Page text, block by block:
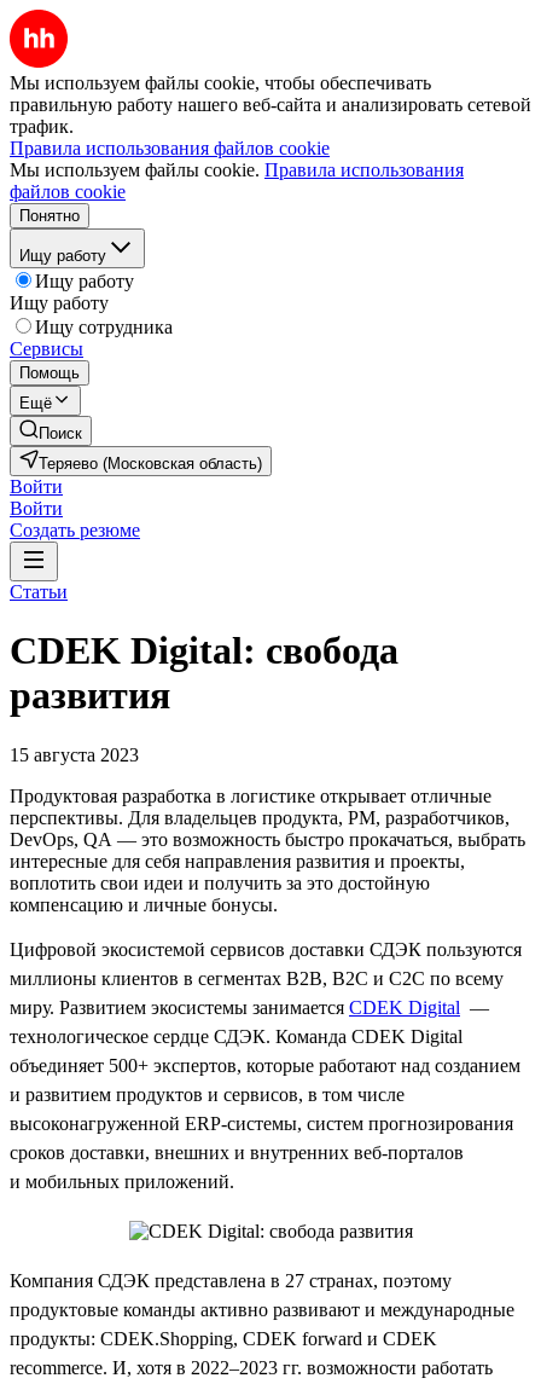
Мы используем файлы cookie, чтобы обеспечивать
правильную работу нашего веб-сайта и анализировать сетевой
трафик.
Правила использования файлов cookie
Мы используем файлы cookie. Правила использования
файлов cookie
Понятно
Ищу работу
Ищу работу
Ищу работу
Ищу сотрудника
Сервисы
Помощь
Ещё
Поиск
Теряево (Московская область)
Войти
Войти
Создать резюме
Статьи
CDEK Digital: свобода
развития
15 августа 2023
Продуктовая разработка в логистике открывает отличные
перспективы. Для владельцев продукта, PM, разработчиков,
DevOps, QA — это возможность быстро прокачаться, выбрать
интересные для себя направления развития и проекты,
воплотить свои идеи и получить за это достойную
компенсацию и личные бонусы.
Цифровой экосистемой сервисов доставки СДЭК пользуются
миллионы клиентов в сегментах B2B, B2C и C2C по всему
миру. Развитием экосистемы занимается CDEK Digital —
технологическое сердце СДЭК. Команда CDEK Digital
объединяет 500+ экспертов, которые работают над созданием
и развитием продуктов и сервисов, в том числе
высоконагруженной ERP-системы, систем прогнозирования
сроков доставки, внешних и внутренних веб-порталов
и мобильных приложений.
Компания СДЭК представлена в 27 странах, поэтому
продуктовые команды активно развивают и международные
продукты: CDEK.Shopping, CDEK forward и CDEK
recommerce. И, хотя в 2022–2023 гг. возможности работать